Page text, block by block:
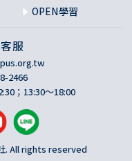
OPEN學習
服
2466
；13:30～18:00
. All rights reserved